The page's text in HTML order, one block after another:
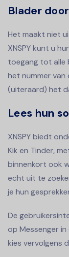
Blader
Het maakt niet
XNSPY kunt u
toegang tot alle
het nummer
(uiteraard) het
Lees hun
XNSPY biedt
Kik en Tinder,
binnenkort ook
echt uit te
je hun
De
op Messenger
kies vervolgens